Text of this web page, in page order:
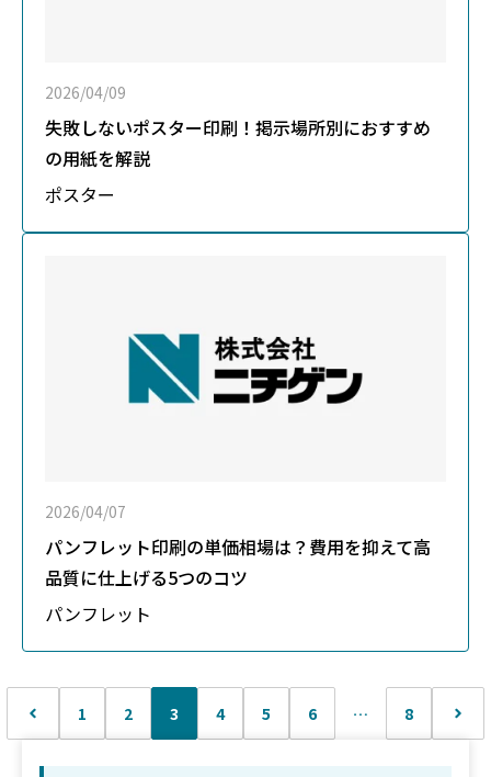
2026/04/09
失敗しないポスター印刷！掲示場所別におすすめ
の用紙を解説
ポスター
2026/04/07
パンフレット印刷の単価相場は？費用を抑えて高
品質に仕上げる5つのコツ
パンフレット
1 2 3 4 5 6 … 8